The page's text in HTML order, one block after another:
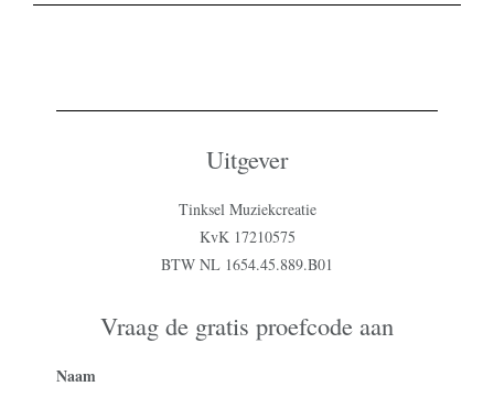
Uitgever
Tinksel Muziekcreatie
KvK 17210575
BTW NL 1654.45.889.B01
Vraag de gratis proefcode aan
Naam